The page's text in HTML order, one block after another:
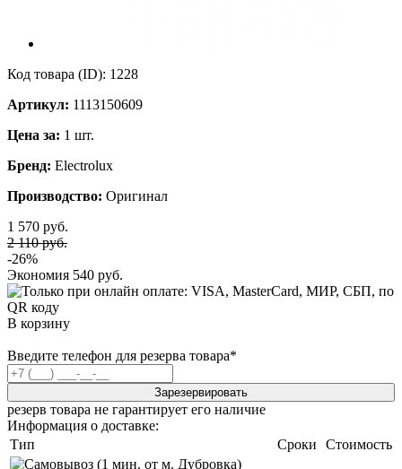
Код товара (ID): 1228
Артикул: 1113150609
Цена за: 1 шт.
Бренд: Electrolux
Производство: Оригинал
1 570 руб.
2 110 руб.
-26%
Экономия 540 руб.
В корзину
Введите телефон для резерва товара*
Зарезервировать
резерв товара не гарантирует его наличие
Информация о доставке:
Тип
Сроки Стоимость